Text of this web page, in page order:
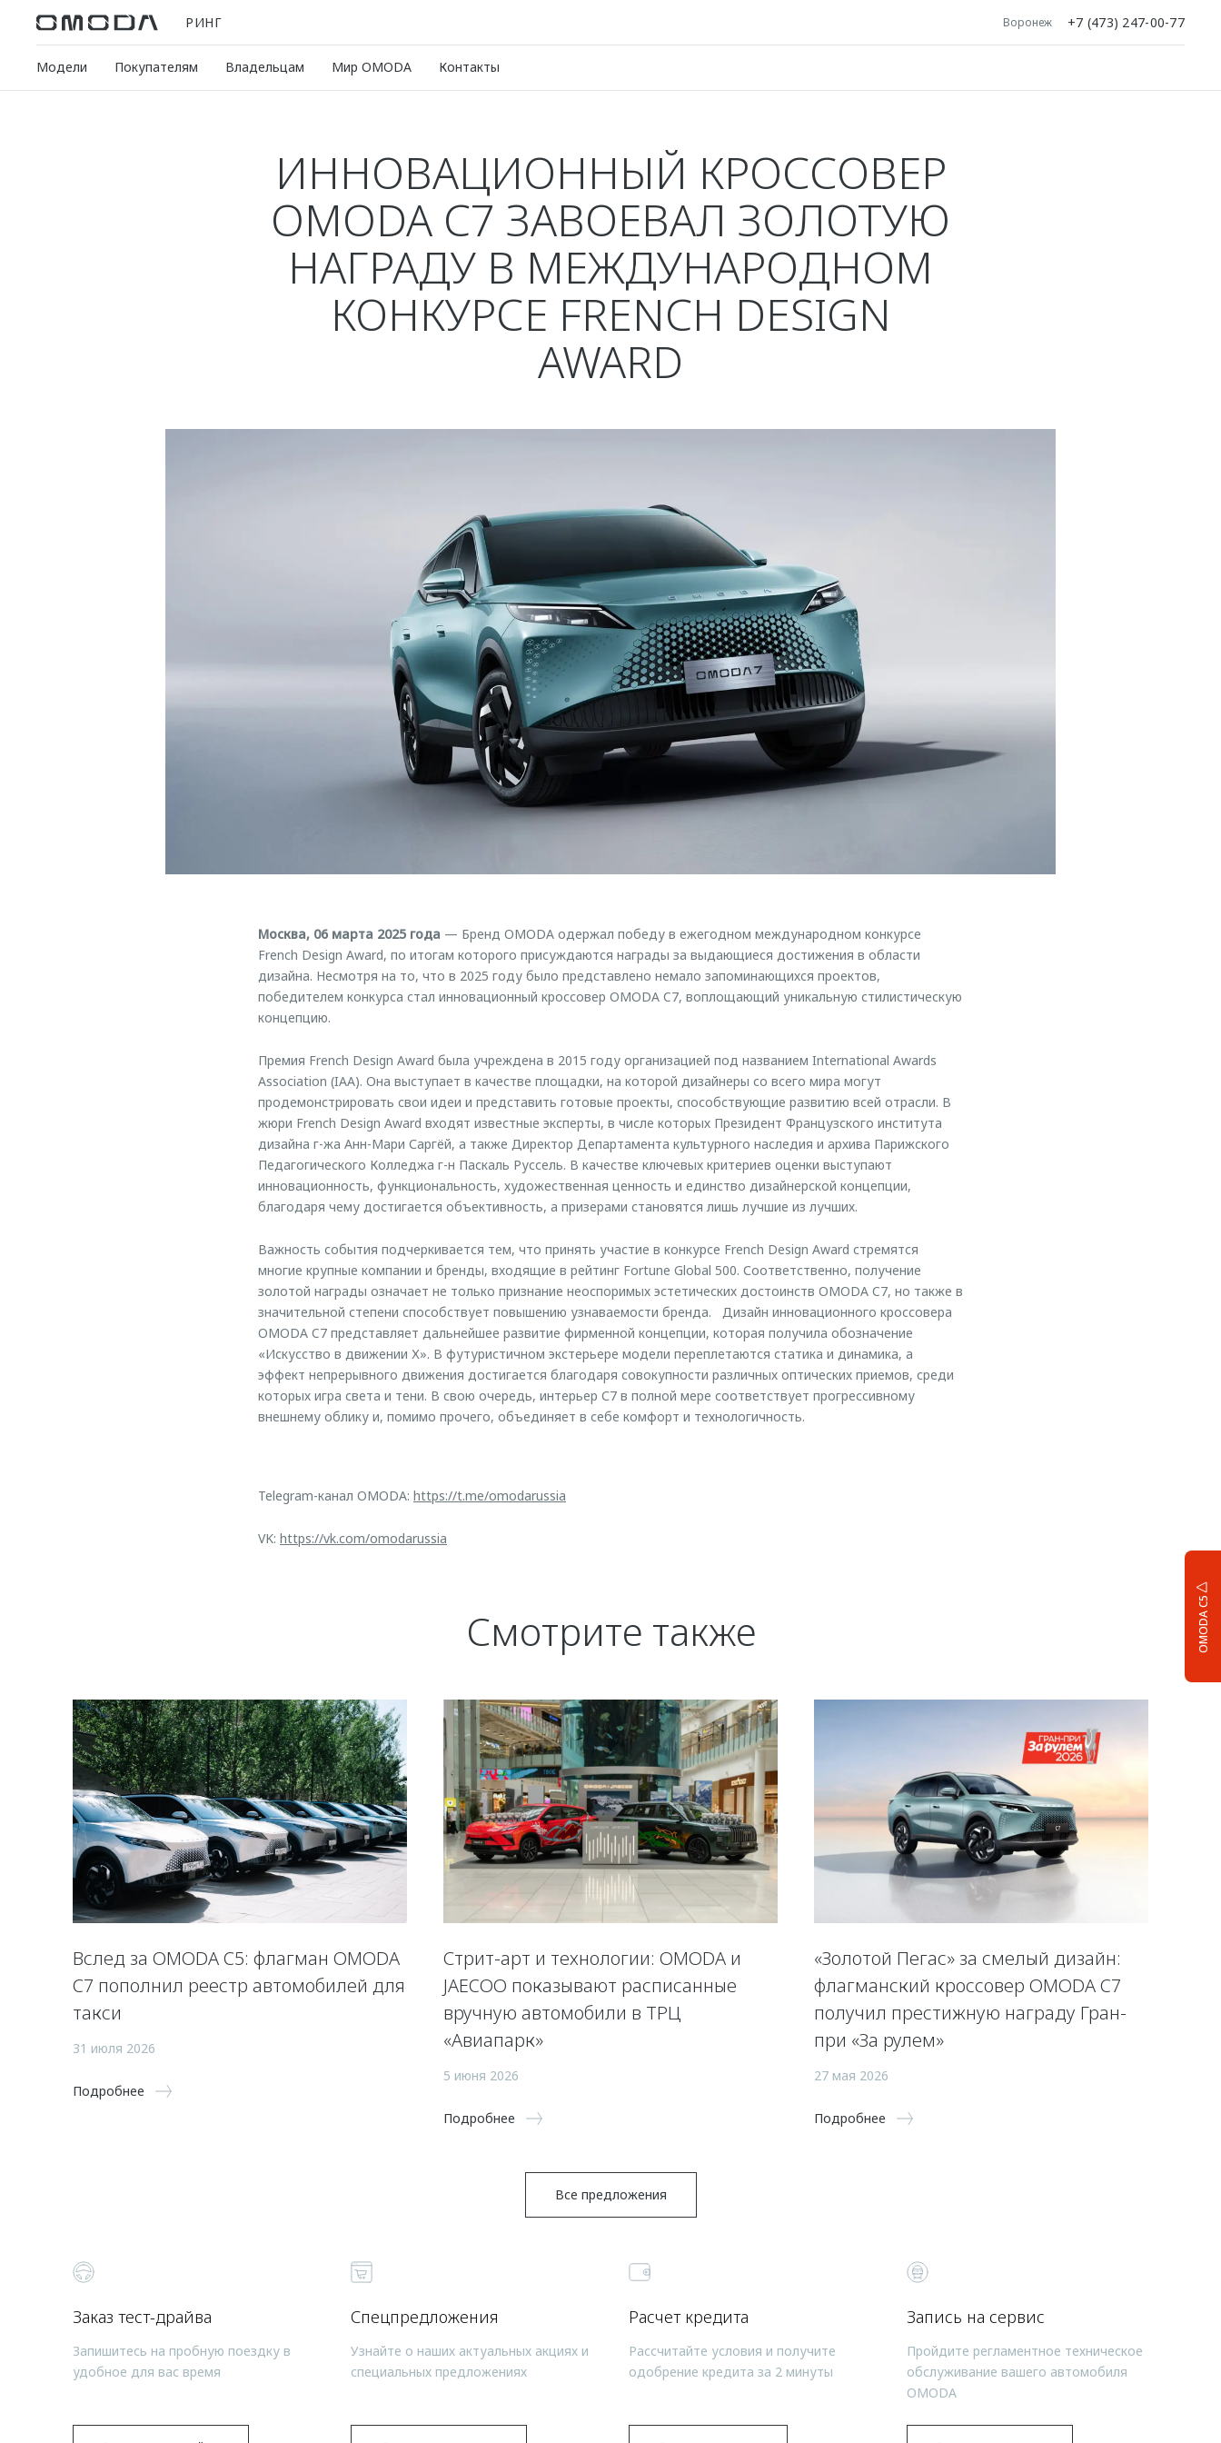
РИНГ Воронеж +7 (473) 247-00-77
Модели Покупателям Владельцам Мир OMODA Контакты
OMODA C5
ИННОВАЦИОННЫЙ КРОССОВЕР
OMODA C7 ЗАВОЕВАЛ ЗОЛОТУЮ
НАГРАДУ В МЕЖДУНАРОДНОМ
КОНКУРСЕ FRENCH DESIGN
AWARD
Москва, 06 марта 2025 года — Бренд OMODA одержал победу в ежегодном международном конкурсе
French Design Award, по итогам которого присуждаются награды за выдающиеся достижения в области
дизайна. Несмотря на то, что в 2025 году было представлено немало запоминающихся проектов,
победителем конкурса стал инновационный кроссовер OMODA C7, воплощающий уникальную стилистическую
концепцию.
Премия French Design Award была учреждена в 2015 году организацией под названием International Awards
Association (IAA). Она выступает в качестве площадки, на которой дизайнеры со всего мира могут
продемонстрировать свои идеи и представить готовые проекты, способствующие развитию всей отрасли. В
жюри French Design Award входят известные эксперты, в числе которых Президент Французского института
дизайна г-жа Анн-Мари Саргёй, а также Директор Департамента культурного наследия и архива Парижского
Педагогического Колледжа г-н Паскаль Руссель. В качестве ключевых критериев оценки выступают
инновационность, функциональность, художественная ценность и единство дизайнерской концепции,
благодаря чему достигается объективность, а призерами становятся лишь лучшие из лучших.
Важность события подчеркивается тем, что принять участие в конкурсе French Design Award стремятся
многие крупные компании и бренды, входящие в рейтинг Fortune Global 500. Соответственно, получение
золотой награды означает не только признание неоспоримых эстетических достоинств OMODA C7, но также в
значительной степени способствует повышению узнаваемости бренда. Дизайн инновационного кроссовера
OMODA C7 представляет дальнейшее развитие фирменной концепции, которая получила обозначение
«Искусство в движении Х». В футуристичном экстерьере модели переплетаются статика и динамика, а
эффект непрерывного движения достигается благодаря совокупности различных оптических приемов, среди
которых игра света и тени. В свою очередь, интерьер С7 в полной мере соответствует прогрессивному
внешнему облику и, помимо прочего, объединяет в себе комфорт и технологичность.
Telegram-канал OMODA: https://t.me/omodarussia
VK: https://vk.com/omodarussia
Смотрите также
Вслед за OMODA C5: флагман OMODA
C7 пополнил реестр автомобилей для
такси
31 июля 2026
Подробнее
Стрит-арт и технологии: OMODA и
JAECOO показывают расписанные
вручную автомобили в ТРЦ
«Авиапарк»
5 июня 2026
Подробнее
«Золотой Пегас» за смелый дизайн:
флагманский кроссовер OMODA C7
получил престижную награду Гран-
при «За рулем»
27 мая 2026
Подробнее
Все предложения
Заказ тест-драйва
Запишитесь на пробную поездку в
удобное для вас время
Спецпредложения
Узнайте о наших актуальных акциях и
специальных предложениях
Расчет кредита
Рассчитайте условия и получите
одобрение кредита за 2 минуты
Запись на сервис
Пройдите регламентное техническое
обслуживание вашего автомобиля
OMODA